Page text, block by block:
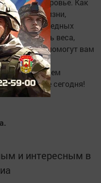
образ жизни,
отказ от вредных
контроль веса,
осмотров помогут вам
чем
уже сегодня!
и интересным в